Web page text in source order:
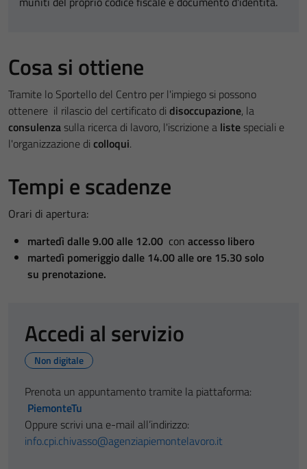
Cosa si ottiene
Tramite lo Sportello del Centro per l'impiego si possono
ottenere il rilascio del certificato di disoccupazione, la
consulenza sulla ricerca di lavoro, l'iscrizione a liste speciali e
l'organizzazione di colloqui.
Tempi e scadenze
Orari di apertura:
martedì dalle 9.00 alle 12.00 con accesso libero
martedì pomeriggio dalle 14.00 alle ore 15.30 solo
su prenotazione.
Accedi al servizio
Non digitale
Prenota un appuntamento tramite la piattaforma:
PiemonteTu
Oppure scrivi una e-mail all’indirizzo:
info.cpi.chivasso@agenziapiemontelavoro.it